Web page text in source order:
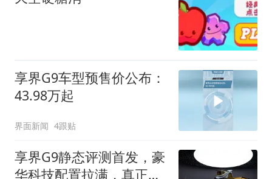
享界G9车型预售价公布：
43.98万起
界面新闻 4跟贴
享界G9静态评测首发，豪
华科技配置拉满，真正把